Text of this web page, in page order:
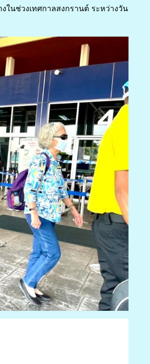
ในช่วงเทศกาลสงกรานต์ ระหว่างวัน